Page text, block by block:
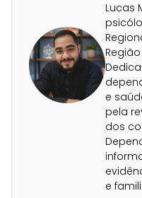
Lucas
e
pela
dos
e